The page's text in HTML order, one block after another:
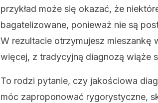
przykład może się okazać, że
bagatelizowane, ponieważ nie są
W rezultacie otrzymujesz mieszankę
więcej, z tradycyjną diagnozą wiąże
To rodzi pytanie, czy jakościowa
móc zaproponować rygorystyczne,